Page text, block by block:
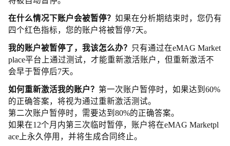
在什么情况下账户会被暂停？ 如果在分析期结束时，您仍有
四个红色指标，您的账户将被暂停7天。
我的账户被暂停了，我该怎么办？ 只有通过在eMAG Market
place平台上通过测试，才能重新激活账户，但重新激活不
会早于暂停后7天。
如何重新激活我的账户？ 第一次账户暂停时，如果达到60%
的正确答案，将视为通过重新激活测试。
第二次账户暂停时，需要达到80%的正确答案。
如果在12个月内第三次临时暂停，账户将在eMAG Marketpl
ace上永久停用，并将生成合同终止。